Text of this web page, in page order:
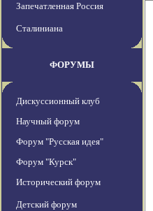
Запечатленная Россия
Сталиниана
ФОРУМЫ
Дискуссионный клуб
Научный форум
Форум "Русская идея"
Форум "Курск"
Исторический форум
Детский форум